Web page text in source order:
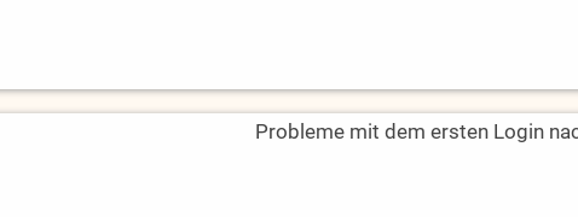
Probleme mit dem ersten Login